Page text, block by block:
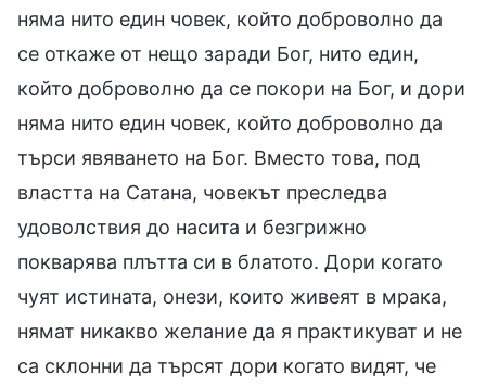
няма нито един човек, който доброволно да
се откаже от нещо заради Бог, нито един,
който доброволно да се покори на Бог, и дори
няма нито един човек, който доброволно да
търси явяването на Бог. Вместо това, под
властта на Сатана, човекът преследва
удоволствия до насита и безгрижно
покварява плътта си в блатото. Дори когато
чуят истината, онези, които живеят в мрака,
нямат никакво желание да я практикуват и не
са склонни да търсят дори когато видят, че